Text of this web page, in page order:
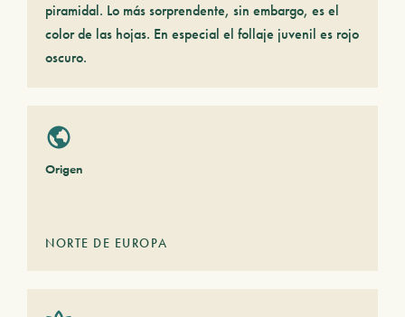
piramidal. Lo más sorprendente, sin embargo, es el
color de las hojas. En especial el follaje juvenil es rojo
oscuro.
Origen
NORTE DE EUROPA